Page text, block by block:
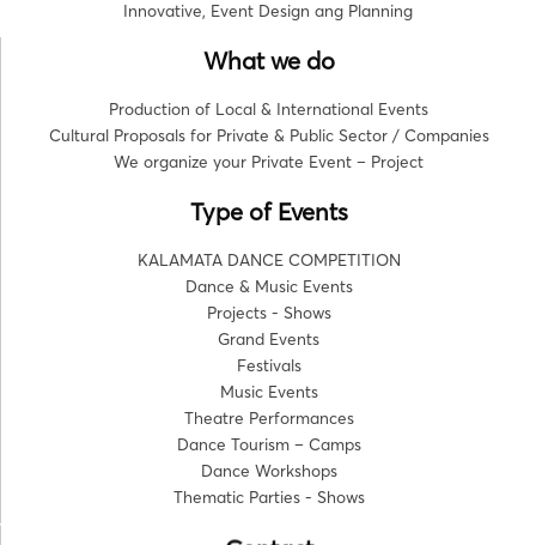
Innovative, Event Design ang Planning
What we do
Production of Local & International Events
Cultural Proposals for Private & Public Sector / Companies
We organize your Private Event – Project
Type of Events
KALAMATA DANCE COMPETITION
Dance & Music Events
Projects - Shows
Grand Events
Festivals
Music Events
Theatre Performances
Dance Tourism – Camps
Dance Workshops
Thematic Parties - Shows